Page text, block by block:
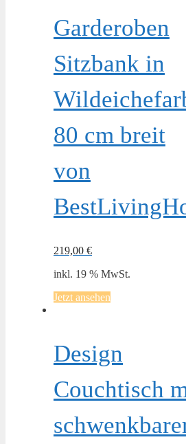
Garderoben
Sitzbank in
80 cm breit
von
219,00 €
inkl. 19 % MwSt.
Jetzt ansehen
Design
Couchtisch